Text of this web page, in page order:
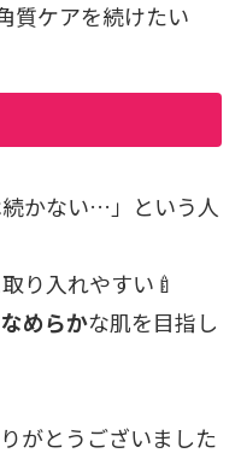
質ケアを続けたい
続かない…」という人
り入れやすい🍼
めらかな肌を目指し
がとうございました